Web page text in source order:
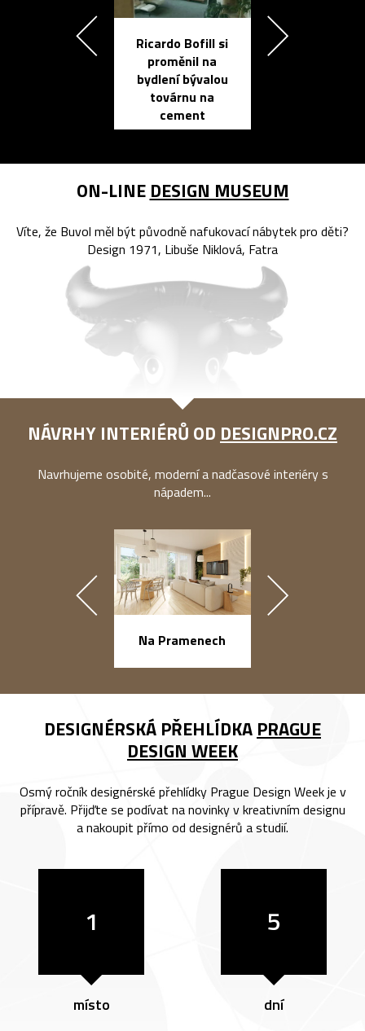
Ricardo Bofill si
proměnil na
bydlení bývalou
továrnu na
cement
ON-LINE DESIGN MUSEUM
Víte, že Buvol měl být původně nafukovací nábytek pro děti?
Design 1971, Libuše Niklová, Fatra
NÁVRHY INTERIÉRŮ OD DESIGNPRO.CZ
Navrhujeme osobité, moderní a nadčasové interiéry s
nápadem...
Na Pramenech
DESIGNÉRSKÁ PŘEHLÍDKA PRAGUE
DESIGN WEEK
Osmý ročník designérské přehlídky Prague Design Week je v
přípravě. Přijďte se podívat na novinky v kreativním designu
a nakoupit přímo od designérů a studií.
1
místo
5
dní